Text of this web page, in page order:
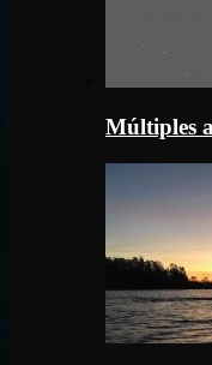
Múltiples